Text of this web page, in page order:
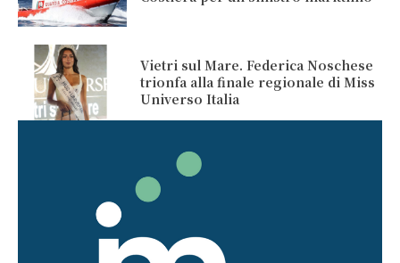
Vietri sul Mare. Federica Noschese
trionfa alla finale regionale di Miss
Universo Italia